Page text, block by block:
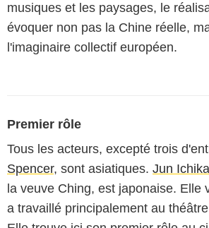
musiques et les paysages, le
évoquer non pas la Chine réelle,
l'imaginaire collectif européen.
Premier rôle
Tous les acteurs, excepté trois
Spencer, sont asiatiques. Jun
la veuve Ching, est japonaise. Elle
a travaillé principalement au